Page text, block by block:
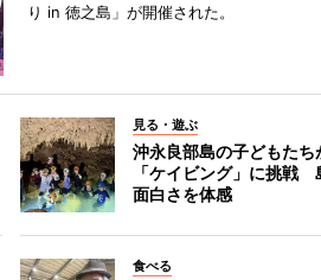
り in 徳之島」が開催された。
見る・遊ぶ
沖永良部島の子どもたち
「ケイビング」に挑戦
面白さを体感
食べる